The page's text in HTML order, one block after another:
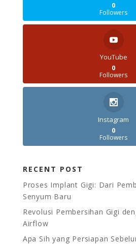
0
Followers
YouTube
0
Followers
Instagram
0
Followers
RECENT POST
Proses Implant Gigi: Dari
Senyum Baru
Revolusi Pembersihan Gigi
Airflow
Apa Sih yang Persiapan